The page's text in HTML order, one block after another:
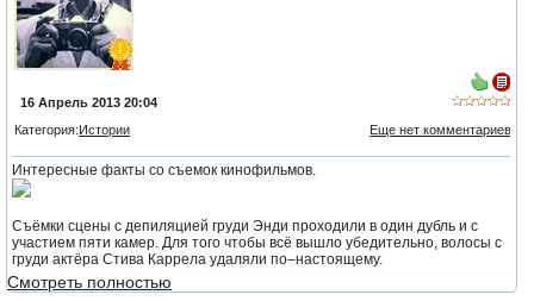
16 Апрель 2013 20:04
Еще нет комментариев
Категория:Истории
Интересные факты со съемок кинофильмов.
Съёмки сцены с депиляцией груди Энди проходили в один дубль и с
участием пяти камер. Для того чтобы всё вышло убедительно, волосы с
груди актёра Стива Каррела удаляли по–настоящему.
Смотреть полностью